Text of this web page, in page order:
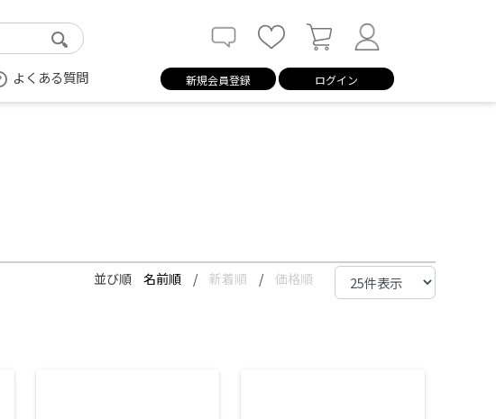
よくある質問 新規会員登録 ログイン
並び順 名前順 / 新着順 / 価格順